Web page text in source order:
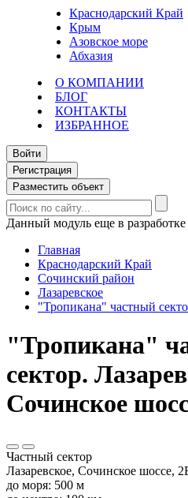
Краснодарский Край
Крым
Азовское море
Абхазия
О КОМПАНИИ
БЛОГ
КОНТАКТЫ
ИЗБРАННОЕ
Войти
Регистрация
Разместить объект
Данный модуль еще в разработке
Главная
Краснодарский Край
Сочинский район
Лазаревское
"Тропикана" частный
"Тропикана"
сектор.
Сочинское
Частный сектор
Лазаревское, Сочинское шоссе,
до моря: 500 м